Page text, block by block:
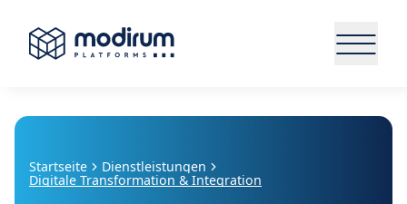
Startseite Dienstleistungen
Digitale Transformation & Integration